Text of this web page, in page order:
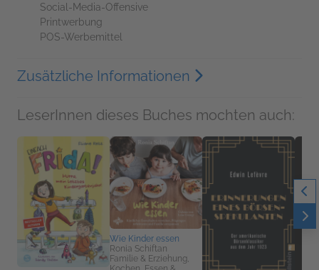
Social-Media-Offensive
Printwerbung
POS-Werbemittel
Zusätzliche Informationen
LeserInnen dieses Buches mochten auch:
Wie Kinder essen
Ronia Schiftan
Familie & Erziehung,